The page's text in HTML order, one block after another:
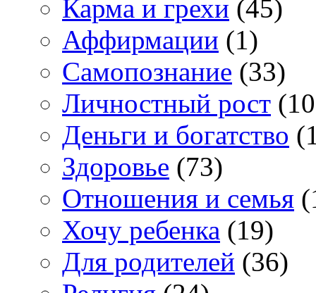
Карма и грехи (45)
Аффирмации (1)
Самопознание (33)
Личностный рост
Деньги и богатство
Здоровье (73)
Отношения и семья
Хочу ребенка (19)
Для родителей (36)